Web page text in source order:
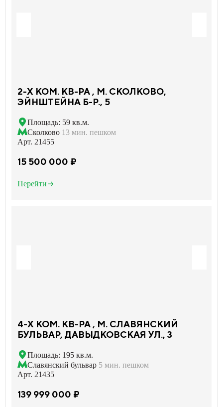
2-X КОМ. КВ-РА , М. СКОЛКОВО,
ЭЙНШТЕЙНА Б-Р., 5
Площадь: 59 кв.м.
Сколково 13 мин. пешком
Арт. 21455
15 500 000 ₽
Перейти
4-X КОМ. КВ-РА , М. СЛАВЯНСКИЙ
БУЛЬВАР, ДАВЫДКОВСКАЯ УЛ., 3
Площадь: 195 кв.м.
Славянский бульвар 5 мин. пешком
Арт. 21435
139 999 000 ₽